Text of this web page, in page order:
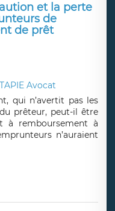
et la perte
de
de prêt
Avocat
qui n’avertit pas les
prêteur, peut-il être
à remboursement à
n’auraient